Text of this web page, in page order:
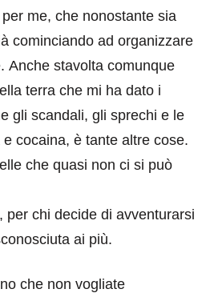
me, che nonostante sia
cominciando ad organizzare
Anche stavolta comunque
terra che mi ha dato i
gli scandali, gli sprechi e le
e cocaina, è tante altre cose.
che quasi non ci si può
, per chi decide di avventurarsi
ai più.
che non vogliate